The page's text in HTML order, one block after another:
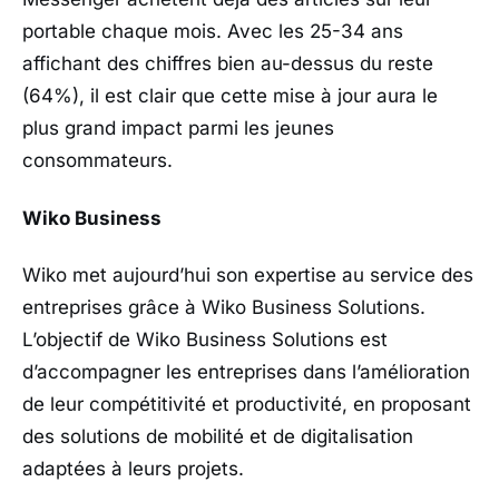
portable chaque mois. Avec les 25-34 ans
affichant des chiffres bien au-dessus du reste
(64%), il est clair que cette mise à jour aura le
plus grand impact parmi les jeunes
consommateurs.
Wiko Business
Wiko met aujourd’hui son expertise au service des
entreprises grâce à Wiko Business Solutions.
L’objectif de Wiko Business Solutions est
d’accompagner les entreprises dans l’amélioration
de leur compétitivité et productivité, en proposant
des solutions de mobilité et de digitalisation
adaptées à leurs projets.